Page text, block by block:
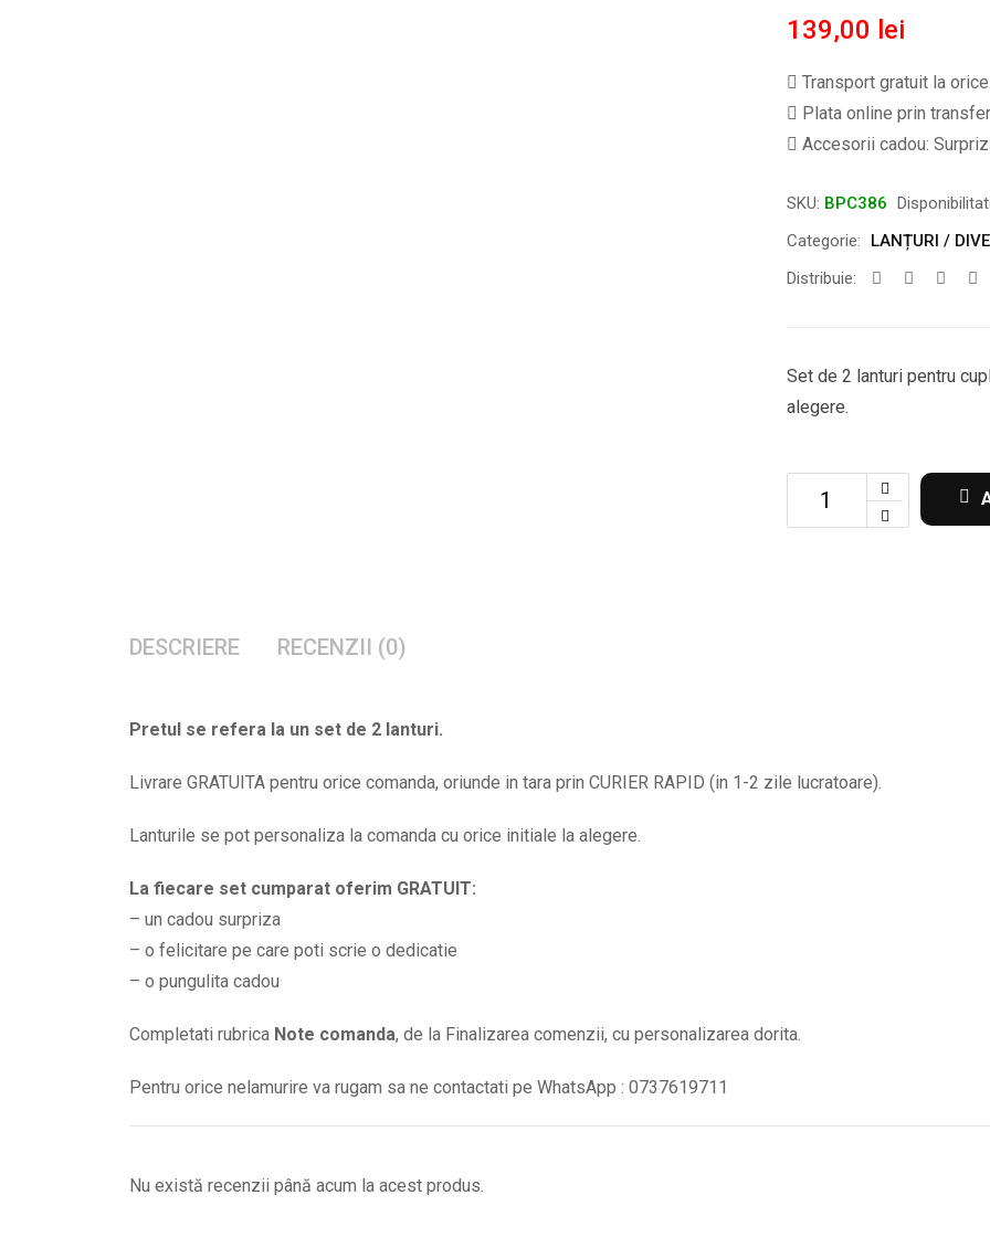
139,00 lei
Transport gratuit la
Plata online prin
Accesorii cadou:
SKU: BPC386
Categorie:
LANȚURI /
Distribuie:
Set de 2 lanturi pentru
alegere.
DESCRIERE RECENZII (0)
Pretul se refera la un set de 2 lanturi.
Livrare GRATUITA pentru orice comanda, oriunde in tara prin CURIER RAPID (in 1-2 zile lucratoare).
Lanturile se pot personaliza la comanda cu orice initiale la alegere.
La fiecare set cumparat oferim GRATUIT:
– un cadou surpriza
– o felicitare pe care poti scrie o dedicatie
– o pungulita cadou
Completati rubrica Note comanda, de la Finalizarea comenzii, cu personalizarea dorita.
Pentru orice nelamurire va rugam sa ne contactati pe WhatsApp : 0737619711
Nu există recenzii până acum la acest produs.